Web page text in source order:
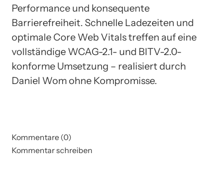
Performance und konsequente
Barrierefreiheit. Schnelle Ladezeiten und
optimale Core Web Vitals treffen auf eine
vollständige WCAG-2.1- und BITV-2.0-
konforme Umsetzung – realisiert durch
Daniel Wom ohne Kompromisse.
Kommentare (0)
Kommentar schreiben